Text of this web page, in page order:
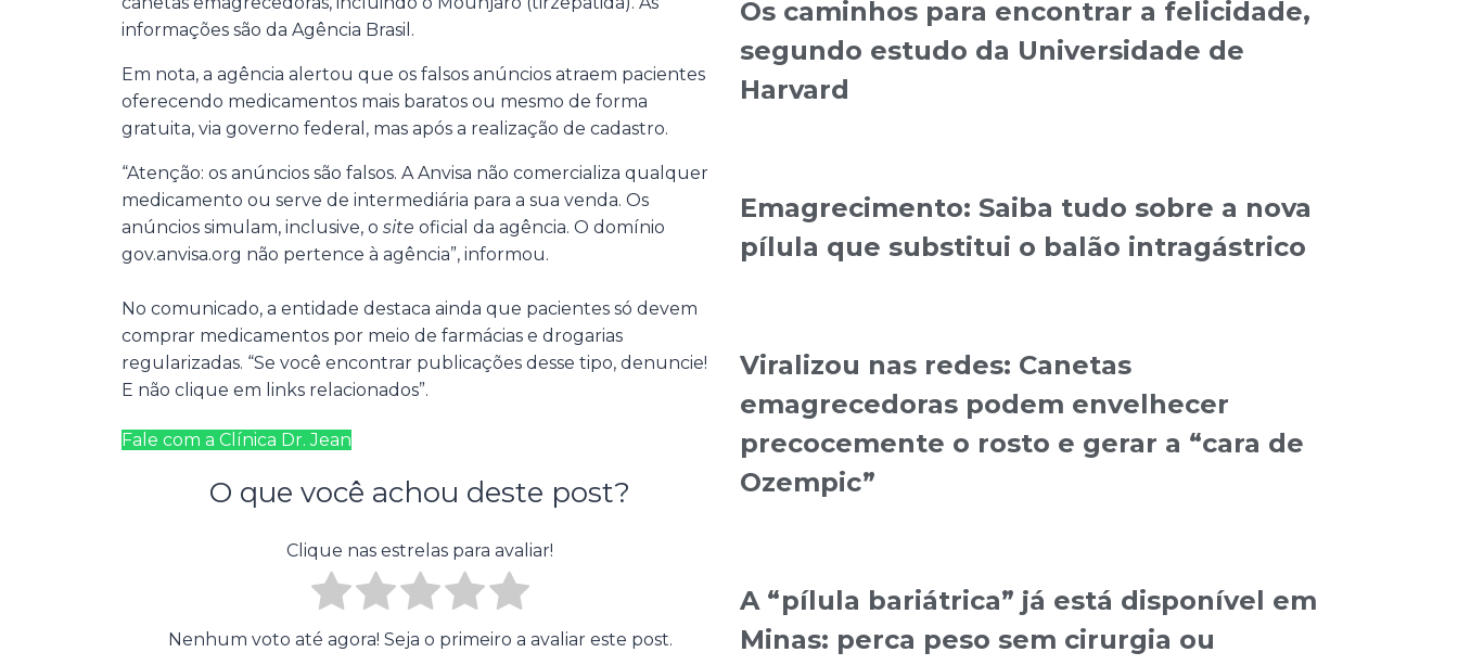
informações são da Agência Brasil.
Em nota, a agência alertou que os falsos anúncios atraem pacientes
oferecendo medicamentos mais baratos ou mesmo de forma
gratuita, via governo federal, mas após a realização de cadastro.
“Atenção: os anúncios são falsos. A Anvisa não comercializa qualquer
medicamento ou serve de intermediária para a sua venda. Os
anúncios simulam, inclusive, o site oficial da agência. O domínio
gov.anvisa.org não pertence à agência”, informou.
No comunicado, a entidade destaca ainda que pacientes só devem
comprar medicamentos por meio de farmácias e drogarias
regularizadas. “Se você encontrar publicações desse tipo, denuncie!
E não clique em links relacionados”.
Fale com a Clínica Dr. Jean
O que você achou deste post?
Clique nas estrelas para avaliar!
Nenhum voto até agora! Seja o primeiro a avaliar este post.
Os caminhos para encontrar a felicidade,
segundo estudo da Universidade de
Harvard
Emagrecimento: Saiba tudo sobre a nova
pílula que substitui o balão intragástrico
Viralizou nas redes: Canetas
emagrecedoras podem envelhecer
precocemente o rosto e gerar a “cara de
Ozempic”
A “pílula bariátrica” já está disponível em
Minas: perca peso sem cirurgia ou